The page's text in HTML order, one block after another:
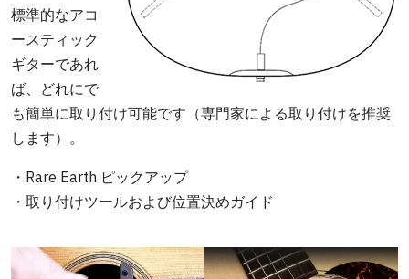
標準的なアコ
ースティック
ギターであれ
ば、どれにで
も簡単に取り付け可能です（専門家による取り付けを推奨
します）。
・Rare Earth ピックアップ
・取り付けツールおよび位置決めガイド